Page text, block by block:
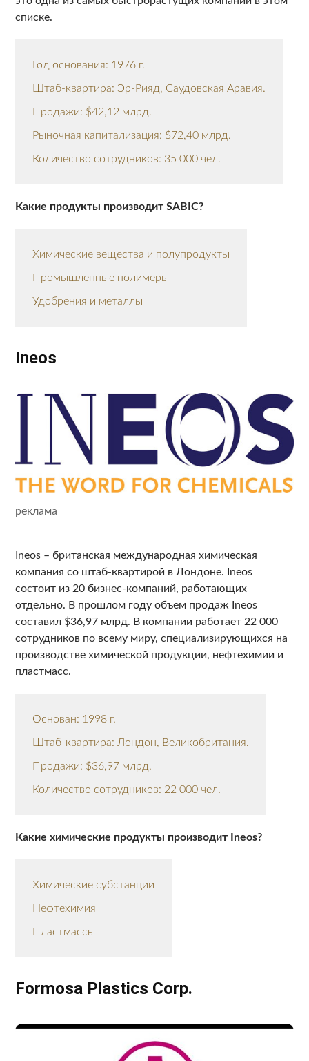
списке.
Год основания: 1976 г.
Штаб-квартира: Эр-Рияд, Саудовская Аравия.
Продажи: $42,12 млрд.
Рыночная капитализация: $72,40 млрд.
Количество сотрудников: 35 000 чел.
Какие продукты производит SABIC?
Химические вещества и полупродукты
Промышленные полимеры
Удобрения и металлы
Ineos
реклама
Ineos – британская международная химическая
компания со штаб-квартирой в Лондоне. Ineos
состоит из 20 бизнес-компаний, работающих
отдельно. В прошлом году объем продаж Ineos
составил $36,97 млрд. В компании работает 22 000
сотрудников по всему миру, специализирующихся на
производстве химической продукции, нефтехимии и
пластмасс.
Основан: 1998 г.
Штаб-квартира: Лондон, Великобритания.
Продажи: $36,97 млрд.
Количество сотрудников: 22 000 чел.
Какие химические продукты производит Ineos?
Химические субстанции
Нефтехимия
Пластмассы
Formosa Plastics Corp.